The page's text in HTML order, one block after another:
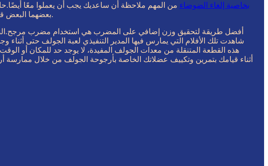
سماعات رأس Sonoflow HQ30 بخاصية إلغاء الضوضاء من المهم ملاحظة أن ساعديك يجب أن يعملوا معًا
بعضهما البعض قدر الإمكان عبر منطقة التأثير.إذا تمكنت من إتقان هذه الحركة، فستجد مسافة أكبر وسوف تفعل المعجزات أيضًا لشريحتك.
أفضل طريقة لتحقيق وزن إضافي على المضرب هي استخدام مضرب مرجح.النادي
شاهدت تلك الأفلام التي يمارس فيها المدير التنفيذي لعبة الجولف حتى
هذه القطعة المتنقلة من معدات الجولف المفيدة، لا يوجد حد للمكان أو
أثناء قيامك بتمرين وتكييف عضلاتك الخاصة بأرجوحة الجولف من خلال ممارسة